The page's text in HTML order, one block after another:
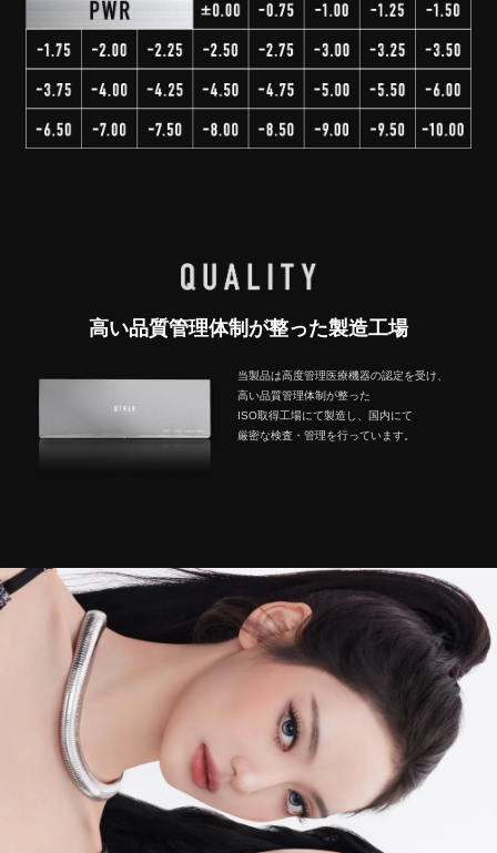
高い品質管理体制が整った製造工場
当製品は高度管理医療機器の認定を受け、
高い品質管理体制が整った
ISO取得工場にて製造し、国内にて
厳密な検査・管理を行っています。